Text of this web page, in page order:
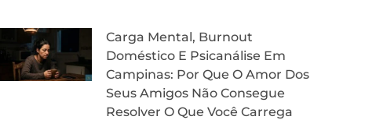
Carga Mental, Burnout
Doméstico E Psicanálise Em
Campinas: Por Que O Amor Dos
Seus Amigos Não Consegue
Resolver O Que Você Carrega